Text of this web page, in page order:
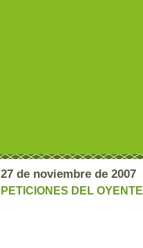
27 de noviembre de 2007
PETICIONES DEL OYENTE